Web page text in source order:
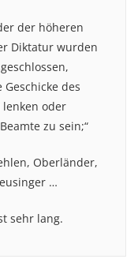
der höheren
Diktatur wurden
des
lenken oder
zu sein;“
Oberländer,
…
sehr lang.